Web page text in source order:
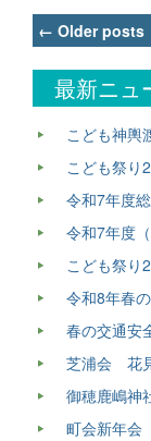
Posts
← Older posts
最新ニュ
こども神輿
こども祭り
令和7年度
令和7年度
こども祭り
令和8年春
春の交通安
芝浦会 花
御穂鹿嶋神
町会新年会